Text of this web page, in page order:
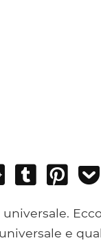
Share
Google+
Post
Tumblr
Pin
e